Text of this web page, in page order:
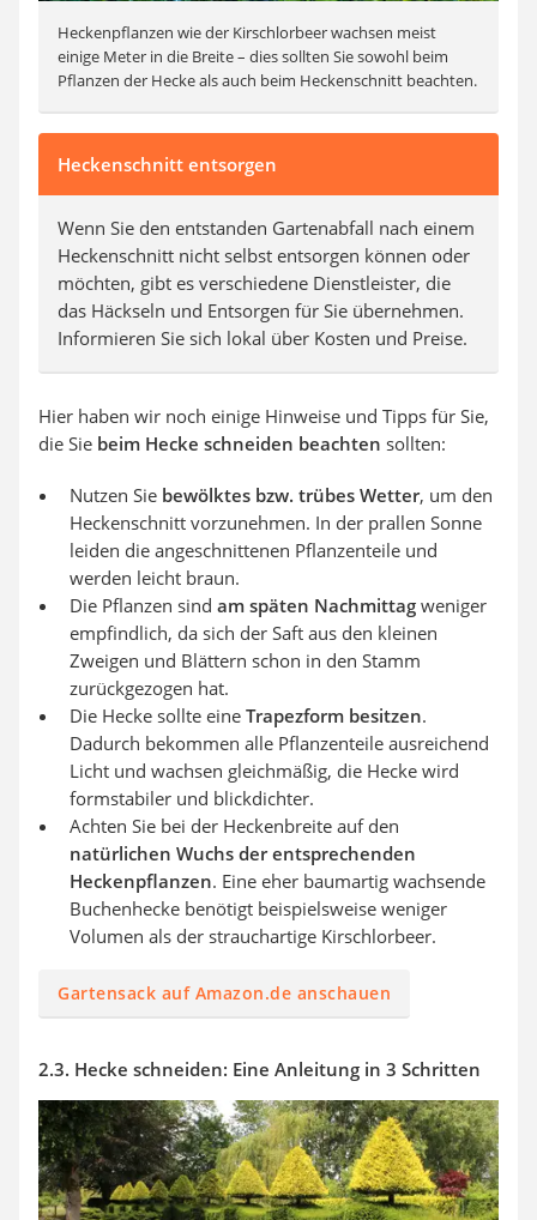
Heckenpflanzen wie der Kirschlorbeer wachsen meist
einige Meter in die Breite – dies sollten Sie sowohl beim
Pflanzen der Hecke als auch beim Heckenschnitt beachten.
Heckenschnitt entsorgen
Wenn Sie den entstanden Gartenabfall nach einem
Heckenschnitt nicht selbst entsorgen können oder
möchten, gibt es verschiedene Dienstleister, die
das Häckseln und Entsorgen für Sie übernehmen.
Informieren Sie sich lokal über Kosten und Preise.
Hier haben wir noch einige Hinweise und Tipps für Sie,
die Sie beim Hecke schneiden beachten sollten:
Nutzen Sie bewölktes bzw. trübes Wetter, um den
Heckenschnitt vorzunehmen. In der prallen Sonne
leiden die angeschnittenen Pflanzenteile und
werden leicht braun.
Die Pflanzen sind am späten Nachmittag weniger
empfindlich, da sich der Saft aus den kleinen
Zweigen und Blättern schon in den Stamm
zurückgezogen hat.
Die Hecke sollte eine Trapezform besitzen.
Dadurch bekommen alle Pflanzenteile ausreichend
Licht und wachsen gleichmäßig, die Hecke wird
formstabiler und blickdichter.
Achten Sie bei der Heckenbreite auf den
natürlichen Wuchs der entsprechenden
Heckenpflanzen. Eine eher baumartig wachsende
Buchenhecke benötigt beispielsweise weniger
Volumen als der strauchartige Kirschlorbeer.
Gartensack auf Amazon.de anschauen
2.3. Hecke schneiden: Eine Anleitung in 3 Schritten